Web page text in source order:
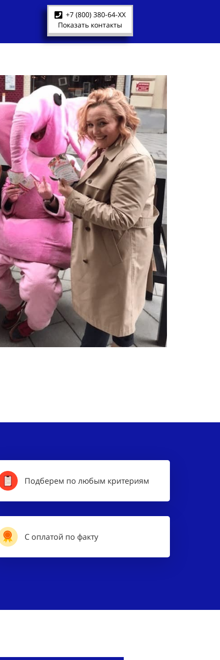
+7 (800) 380-64-XX
Показать контакты
Подберем по любым критериям
С оплатой по факту